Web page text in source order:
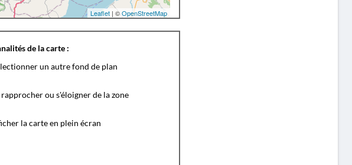
Leaflet| ©OpenStreetMap
de la carte :
un autre fond de plan
rapprocher ou s'éloigner de la zone
la carte en plein écran